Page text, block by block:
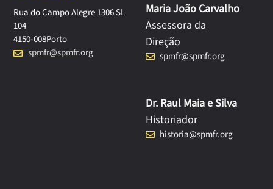
Rua do Campo Alegre 1306 SL
104
4150-008Porto
spmfr@spmfr.org
Maria João Carvalho
Assessora da
Direção
spmfr@spmfr.org
Dr. Raul Maia e Silva
Historiador
historia@spmfr.org